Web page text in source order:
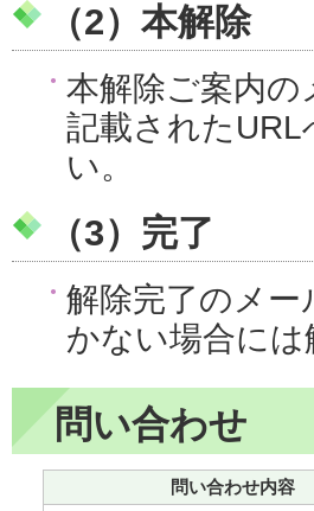
（2）本解除
本解除ご案内
記載された
い。
（3）完了
解除完了のメ
かない場合に
問い合わせ
問い合わせ内容